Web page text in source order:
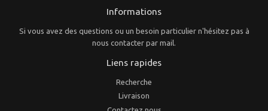
Informations
Si vous avez des questions ou un besoin particulier n'hésitez pas à
nous contacter par mail.
Liens rapides
Recherche
Livraison